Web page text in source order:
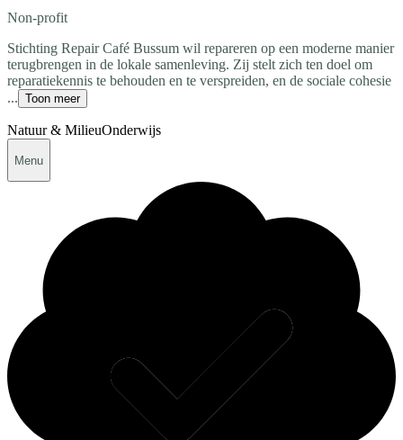
Non-profit
Stichting Repair Café Bussum wil repareren op een moderne manier
terugbrengen in de lokale samenleving. Zij stelt zich ten doel om
reparatiekennis te behouden en te verspreiden, en de sociale cohesie
... Toon meer
Natuur & MilieuOnderwijs
Menu